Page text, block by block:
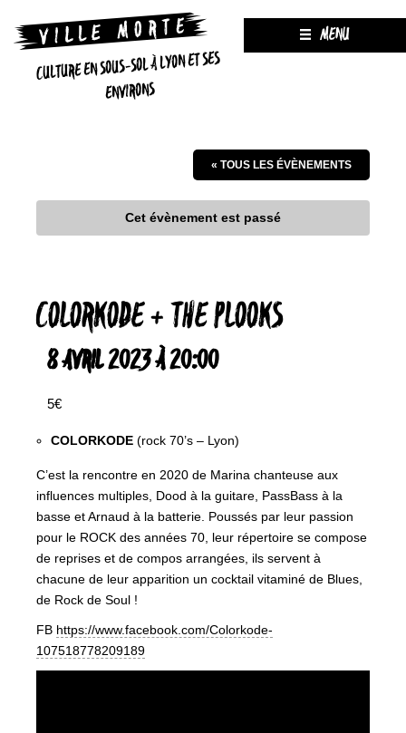
CULTURE EN SOUS-SOL À LYON ET SES
ENVIRONS
MENU
« TOUS LES ÉVÈNEMENTS
Cet évènement est passé
COLORKODE + THE PLOOKS
8 AVRIL 2023 À 20:00
5€
COLORKODE (rock 70’s – Lyon)
C’est la rencontre en 2020 de Marina chanteuse aux
influences multiples, Dood à la guitare, PassBass à la
basse et Arnaud à la batterie. Poussés par leur passion
pour le ROCK des années 70, leur répertoire se compose
de reprises et de compos arrangées, ils servent à
chacune de leur apparition un cocktail vitaminé de Blues,
de Rock de Soul !
FB https://www.facebook.com/Colorkode-
107518778209189